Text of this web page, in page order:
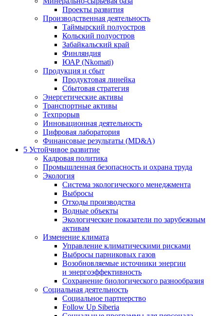
Проекты развития
Производственная деятельность
Таймырский полуостров
Кольский полуостров
Забайкальский край
Финляндия
ЮАР (Nkomati)
Продукция и сбыт
Продуктовая линейка
Сбытовая стратегия
Энергетические активы
Транспортные активы
Техпрорыв
Инновационная деятельность
Цифровая лаборатория
Финансовые результаты (MD&A)
5 Устойчивое развитие
Кадровая политика
Промышленная безопасность и охрана труда
Экология
Система экологического менеджмента
Выбросы
Отходы производства
Водные объекты
Экологические показатели по зарубежным
активам
Изменение климата
Управление климатическими рисками
Выбросы парниковых газов
Возобновляемые источники энергии
и энергоэффективность
Сохранение биологического разнообразия
Социальная деятельность
Социальное партнерство
Follow Up Siberia